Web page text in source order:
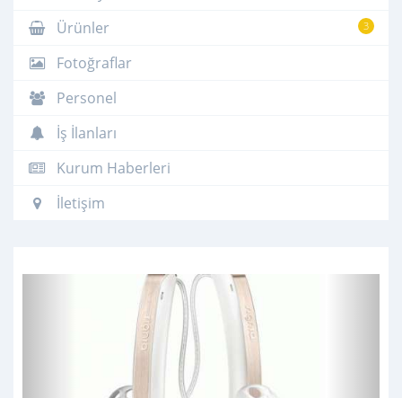
3
Ürünler
Fotoğraflar
Personel
İş İlanları
Kurum Haberleri
İletişim